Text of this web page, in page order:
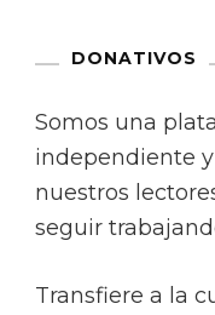
DONATIVOS
Somos una
independiente
nuestros
seguir
Transfiere a la